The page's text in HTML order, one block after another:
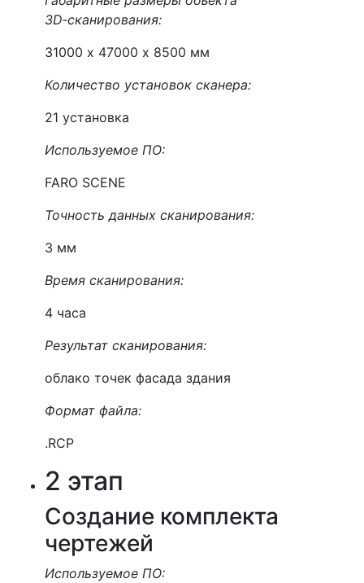
3D‑сканирования:
31000 х 47000 х 8500 мм
Количество установок сканера:
21 установка
Используемое ПО:
FARO SCENE
Точность данных сканирования:
3 мм
Время сканирования:
4 часа
Результат сканирования:
облако точек фасада здания
Формат файла:
.RCP
2 этап
Создание комплекта
чертежей
Используемое ПО: